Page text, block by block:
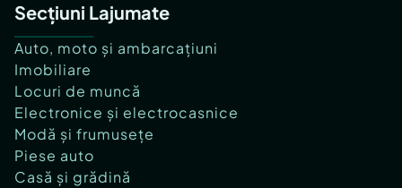
Secțiuni Lajumate
Auto, moto și ambarcațiuni
Imobiliare
Locuri de muncă
Electronice și electrocasnice
Modă și frumusețe
Piese auto
Casă și grădină